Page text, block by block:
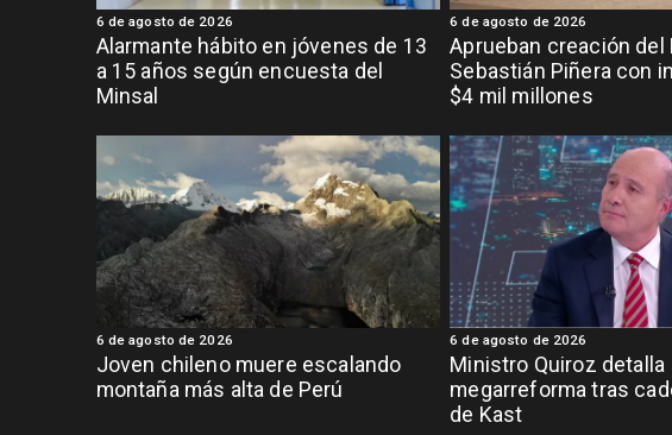
Alarmante hábito en jóvenes de 13
a 15 años según encuesta del
Minsal
6 de agosto de 2026
Aprueban creación del
Sebastián Piñera con
$4 mil millones
6 de agosto de 2026
Joven chileno muere escalando
montaña más alta de Perú
6 de agosto de 2026
Ministro Quiroz detalla
megarreforma tras
de Kast
6 de agosto de 2026